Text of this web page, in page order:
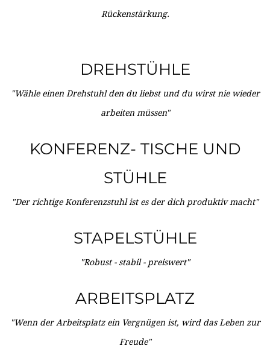
Rückenstärkung.
DREHSTÜHLE
"Wähle einen Drehstuhl den du liebst und du wirst nie wieder
arbeiten müssen"
KONFERENZ- TISCHE UND
STÜHLE
"Der richtige Konferenzstuhl ist es der dich produktiv macht"
STAPELSTÜHLE
"Robust - stabil - preiswert"
ARBEITSPLATZ
"Wenn der Arbeitsplatz ein Vergnügen ist, wird das Leben zur
Freude"